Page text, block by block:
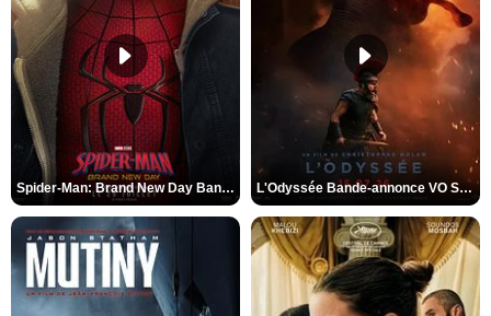
Spider-Man: Brand New Day Bande-annonce VO STFR L'Odyssée Bande-annonce VO STFR